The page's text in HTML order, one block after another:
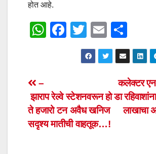
होत आहे.
W
A
p
p
F
b
o
o
T
wi
tt
E
m
ail
h
ar
e
Post
navigation
कलेक्टर
डा
लाखाचा
–
झाराप रेल्वे स्टेशनवरून हो
ते हजारो टन अवैध खनिज
सदृश्य मातीची वाहतूक…!